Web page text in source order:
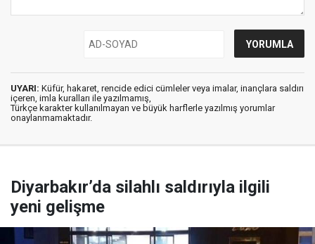
UYARI: Küfür, hakaret, rencide edici cümleler veya imalar, inançlara saldırı
içeren, imla kuralları ile yazılmamış,
Türkçe karakter kullanılmayan ve büyük harflerle yazılmış yorumlar
onaylanmamaktadır.
Diyarbakır’da silahlı saldırıyla ilgili
yeni gelişme